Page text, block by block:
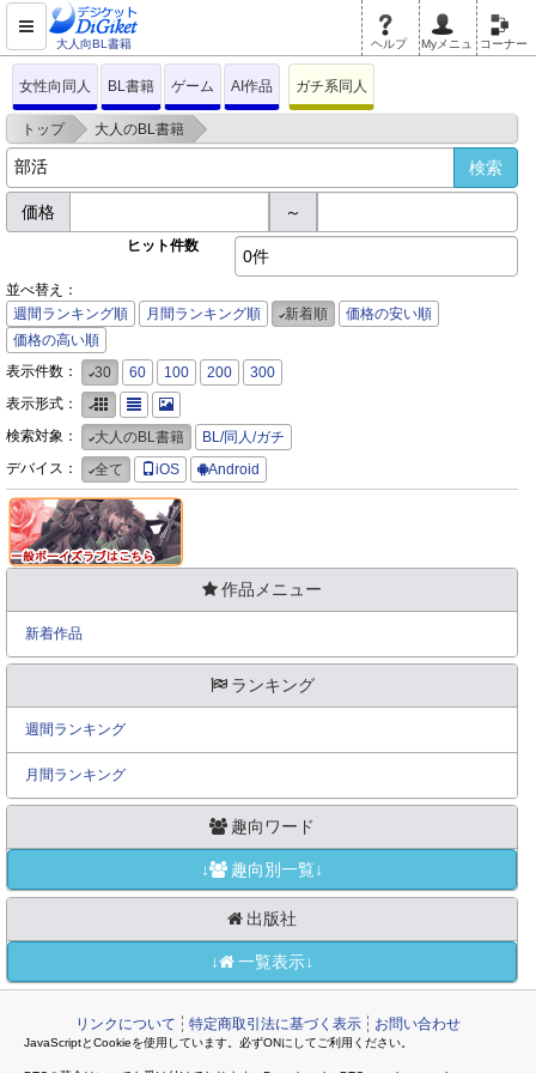
大人向BL書籍 ヘルプ Myメニュ コーナー
女性向同人 BL書籍 ゲーム AI作品 ガチ系同人
トップ > 大人のBL書籍 >
価格 ～
ヒット件数
0件
並べ替え：
週間ランキング順
月間ランキング順 新着順
価格の安い順
価格の高い順
表示件数：
30 60 100 200
300
表示形式：
検索対象：
大人のBL書籍
BL/同人/ガチ
デバイス：
全て iOS Android
作品メニュー
新着作品
ランキング
週間ランキング
月間ランキング
趣向ワード
↓ 趣向別一覧↓
出版社
↓ 一覧表示↓
リンクについて 特定商取引法に基づく表示 お問い合わせ
JavaScriptとCookieを使用しています。必ずONにしてご利用ください。